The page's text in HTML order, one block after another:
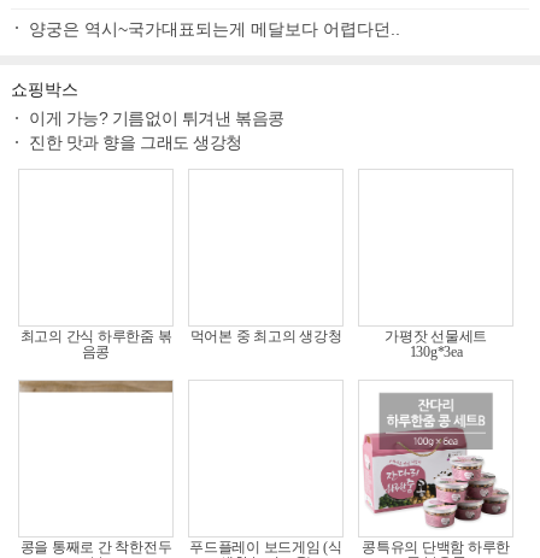
양궁은 역시~국가대표되는게 메달보다 어렵다던..
쇼핑박스
이게 가능? 기름없이 튀겨낸 볶음콩
진한 맛과 향을 그래도 생강청
최고의 간식 하루한줌 볶
음콩
먹어본 중 최고의 생강청
가평잣 선물세트
130g*3ea
콩을 통째로 간 착한전두
푸드플레이 보드게임 (식
콩특유의 단백함 하루한